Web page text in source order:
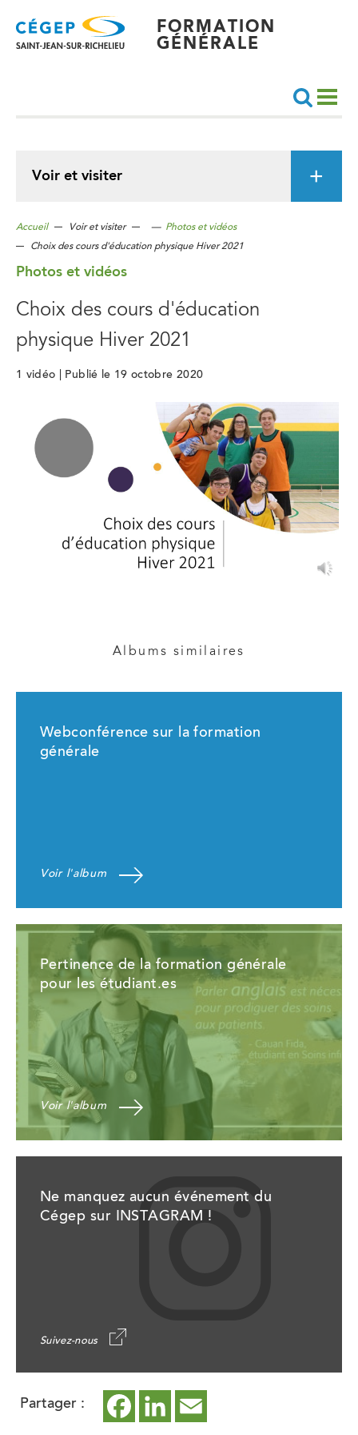
contenu
principal
FORMATION
GÉNÉRALE
Recherche
Voir et visiter
Accueil Voir et visiter — Photos et vidéos
Choix des cours d'éducation physique Hiver 2021
Partager : Facebook
ce LinkedIn
ce
Photos et vidéos
Choix des cours d'éducation
physique Hiver 2021
1 vidéo | Publié le 19 octobre 2020
Albums similaires
Webconférence sur la formation
générale
Voir l'album
Pertinence de la formation générale
pour les étudiant.es
Voir l'album
Ne manquez aucun événement du
Cégep sur INSTAGRAM !
Suivez-nous